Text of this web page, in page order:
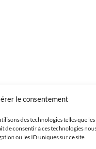
le consentement
des technologies telles que
de consentir à ces technologies
ou les ID uniques sur ce site.